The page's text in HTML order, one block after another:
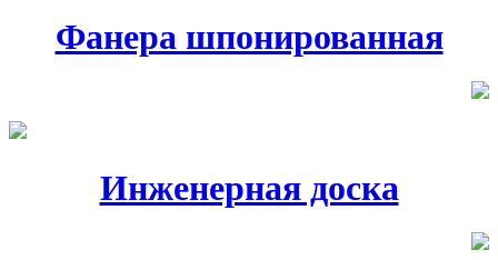
Фанера шпонированная
Инженерная доска